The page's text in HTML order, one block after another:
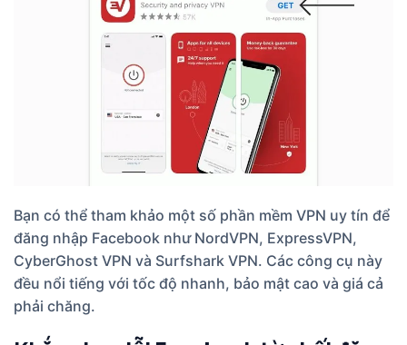
Bạn có thể tham khảo một số phần mềm VPN uy tín để
đăng nhập Facebook như NordVPN, ExpressVPN,
CyberGhost VPN và Surfshark VPN. Các công cụ này
đều nổi tiếng với tốc độ nhanh, bảo mật cao và giá cả
phải chăng.